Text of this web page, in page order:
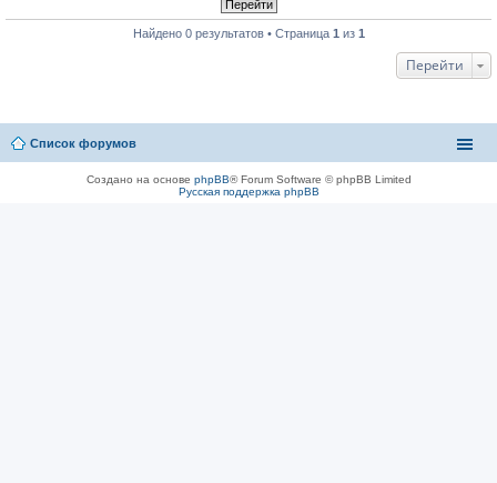
Найдено 0 результатов • Страница 1 из 1
Перейти
Список форумов
Создано на основе phpBB® Forum Software © phpBB Limited
Русская поддержка phpBB